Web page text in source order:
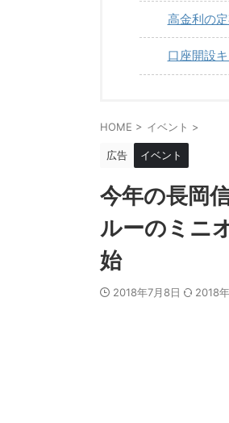
高金利の
口座開設
HOME > イベント >
広告 イベント
今年の長岡
ルーのミニ
始
2018年7月8日 2018